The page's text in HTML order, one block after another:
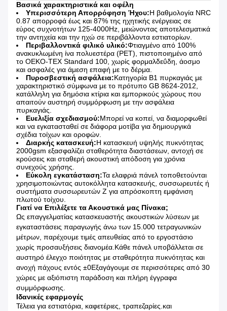
Βασικά χαρακτηριστικά και οφέλη
Υπερισσότερη Απορρόφηση Ήχου:Η βαθμολογία NRC
0.87 απορροφά έως και 87% της ηχητικής ενέργειας σε
εύρος συχνοτήτων 125-4000Hz, μειώνοντας αποτελεσματικά
την αντηχεία και την ηχώ σε περιβάλλοντα εστιατορίων.
Περιβαλλοντικά φιλικό υλικό:Φτιαγμένο από 100%
ανακυκλωμένη ίνα πολυεστέρα (PET), πιστοποιημένο από
το OEKO-TEX Standard 100, χωρίς φορμαλδεΰδη, άοσμο
και ασφαλές για άμεση επαφή με το δέρμα.
Πυροσβεστική ασφάλεια:Κατηγορία B1 πυρκαγιάς με
χαρακτηριστικό σύμφωνα με το πρότυπο GB 8624-2012,
κατάλληλη για δημόσια κτίρια και εμπορικούς χώρους που
απαιτούν αυστηρή συμμόρφωση με την ασφάλεια
πυρκαγιάς.
Ευελιξία σχεδιασμού:Μπορεί να κοπεί, να διαμορφωθεί
και να εγκατασταθεί σε διάφορα μοτίβα για δημιουργικά
σχέδια τοίχων και οροφών.
Διαρκής κατασκευή:Η κατασκευή υψηλής πυκνότητας
2000gsm εξασφαλίζει σταθερότητα διαστάσεων, αντοχή σε
κρούσεις και σταθερή ακουστική απόδοση για χρόνια
συνεχούς χρήσης.
Εύκολη εγκατάσταση:Τα ελαφριά πάνελ τοποθετούνται
χρησιμοποιώντας αυτοκόλλητα κατασκευής, συσσωρευτές ή
συστήματα συσσωρευτών Z για απρόσκοπτη εμφάνιση
πλωτού τοίχου.
Γιατί να Επιλέξετε τα Ακουστικά μας Πίνακα;
Ως επαγγελματίας κατασκευαστής ακουστικών λύσεων με
εγκαταστάσεις παραγωγής άνω των 15.000 τετραγωνικών
μέτρων, παρέχουμε τιμές απευθείας από το εργοστάσιο
χωρίς προσαυξήσεις διανομέα.Κάθε πάνελ υποβάλλεται σε
αυστηρό έλεγχο ποιότητας με σταθερότητα πυκνότητας και
ανοχή πάχους εντός ±0Εξαγάγουμε σε περισσότερες από 30
χώρες με αξιόπιστη παράδοση και πλήρη έγγραφα
συμμόρφωσης.
Ιδανικές εφαρμογές
Τέλεια για εστιατόρια, καφετέριες, τραπεζαρίες.και